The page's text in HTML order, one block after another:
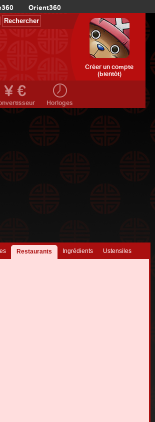
Orient360
Créer un compte
(bientôt)
Horloges
Ustensiles
Ingrédients
Restaurants